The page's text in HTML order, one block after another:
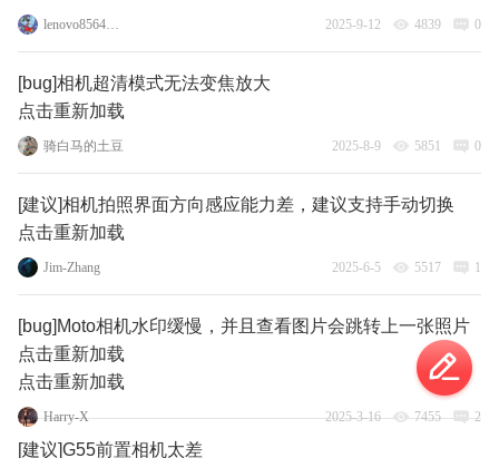
lenovo85640277 2025-9-12 4839 0
[bug]相机超清模式无法变焦放大
点击重新加载
骑白马的土豆 2025-8-9 5851 0
[建议]相机拍照界面方向感应能力差，建议支持手动切换
点击重新加载
Jim-Zhang 2025-6-5 5517 1
[bug]Moto相机水印缓慢，并且查看图片会跳转上一张照片
点击重新加载
点击重新加载
Harry-X 2025-3-16 7455 2
[建议]G55前置相机太差